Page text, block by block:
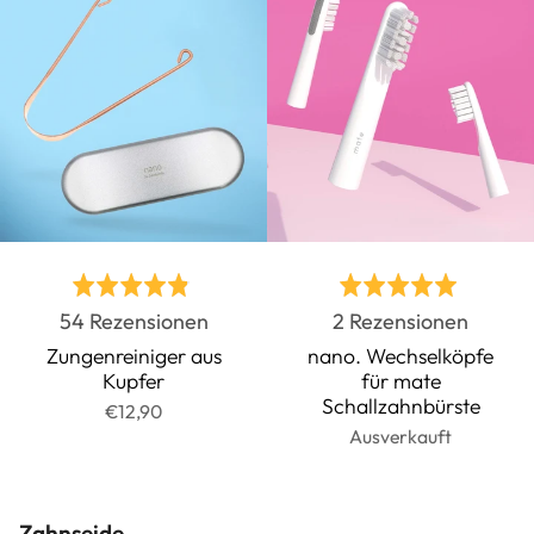
Bewertet
mit
4.9
von
5
54 RezensionenBasierend
auf
Rezensionen
Zungenreiniger aus
Kupfer
€12,90
Bewertet
mit
5.0
von
5
2 Rezensionen
auf
nano. Wechselköpfe
für mate
Schallzahnbürste
Ausverkauft